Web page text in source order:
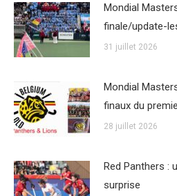
Mondial
finale/update-
31 juillet 2026
Mondial
finaux du
28 juillet 2026
Red Panthers :
surprise